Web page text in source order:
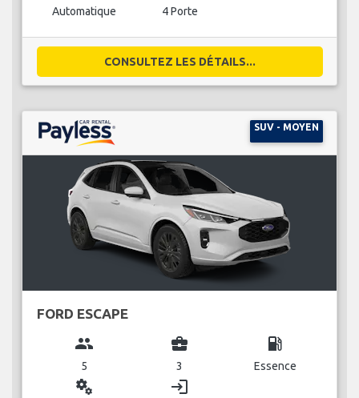
Automatique 4 Porte
CONSULTEZ LES DÉTAILS...
SUV - MOYEN
FORD ESCAPE
group
5
business_center
3
local_gas_station
Essence
miscellaneous_services login